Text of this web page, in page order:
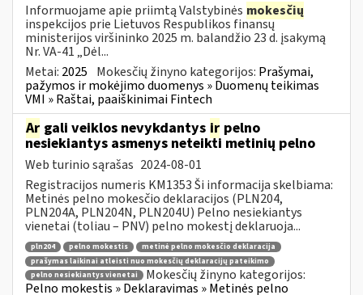
Informuojame apie priimtą Valstybinės mokesčių
inspekcijos prie Lietuvos Respublikos finansų
ministerijos viršininko 2025 m. balandžio 23 d. įsakymą
Nr. VA-41 „Dėl...
Metai: 2025 Mokesčių žinyno kategorijos: Prašymai,
pažymos ir mokėjimo duomenys » Duomenų teikimas
VMI » Raštai, paaiškinimai Fintech
Ar gali veiklos nevykdantys ir pelno
nesiekiantys asmenys neteikti metinių pelno
Web turinio sąrašas 2024-08-01
Registracijos numeris KM1353 Ši informacija skelbiama:
Metinės pelno mokesčio deklaracijos (PLN204,
PLN204A, PLN204N, PLN204U) Pelno nesiekiantys
vienetai (toliau – PNV) pelno mokestį deklaruoja...
pln204 pelno mokestis
metinė pelno mokesčio deklaracija
prašymas laikinai atleisti nuo mokesčių deklaracijų pateikimo
pelno nesiekiantys vienetai
Mokesčių žinyno kategorijos:
Pelno mokestis » Deklaravimas » Metinės pelno